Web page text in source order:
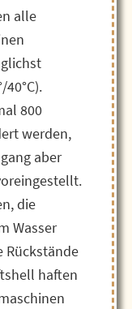
alle
800
werden,
aber
die
Wasser
Rückstände
haften